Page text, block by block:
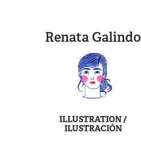
Renata Galindo
ILLUSTRATION /
ILUSTRACIÓN